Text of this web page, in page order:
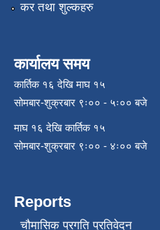
कर तथा शुल्कहरु
कार्यालय समय
कार्तिक १६ देखि माघ १५
सोमबार-शुक्रबार ९ः०० - ५ः०० बजे
माघ १६ देखि कार्तिक १५
सोमबार-शुक्रबार ९ः०० - ४ः०० बजे
Reports
चौमासिक प्रगति प्रतिवेदन